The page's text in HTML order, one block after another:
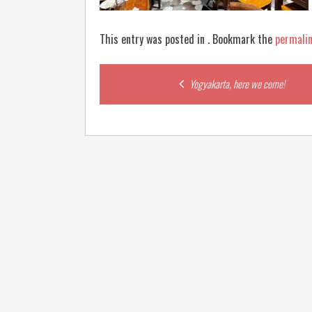
This entry was posted in . Bookmark the
navigation
Yogyakarta, here we come!